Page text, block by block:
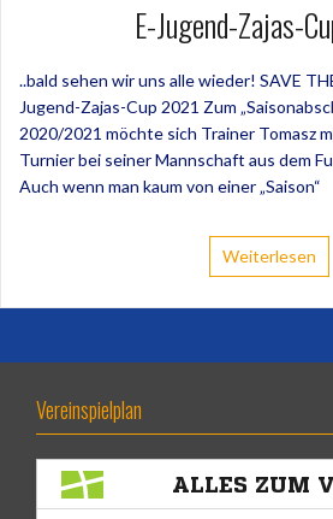
E-Jugend-Zajas-
..bald sehen wir uns alle wieder! SAVE
Jugend-Zajas-Cup 2021 Zum
2020/2021 möchte sich Trainer Tomasz
Turnier bei seiner Mannschaft aus dem
Auch wenn man kaum von einer „Saison“
Weiterlesen
Vereinspielplan